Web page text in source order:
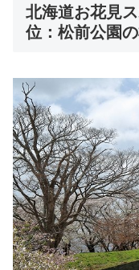
北海道お花見
位：松前公園